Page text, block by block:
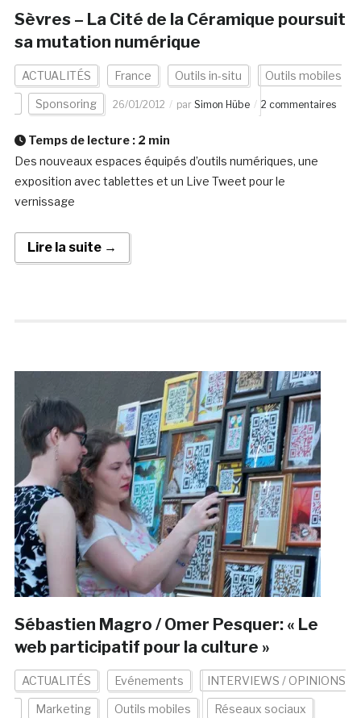
Sèvres – La Cité de la Céramique poursuit
sa mutation numérique
ACTUALITÉS France Outils in-situ Outils mobiles
Sponsoring 26/01/2012 par Simon Hübe 2 commentaires
Temps de lecture : 2 min
Des nouveaux espaces équipés d’outils numériques, une
exposition avec tablettes et un Live Tweet pour le
vernissage
Lire la suite →
Sébastien Magro / Omer Pesquer: « Le
web participatif pour la culture »
ACTUALITÉS Evénements INTERVIEWS / OPINIONS
Marketing Outils mobiles Réseaux sociaux